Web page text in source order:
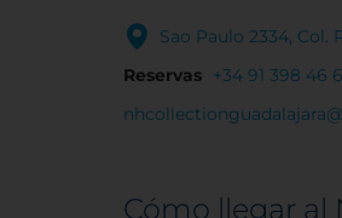
Sao Paulo 2334, Col.
Reservas +34 91 398 46
Cómo llegar al